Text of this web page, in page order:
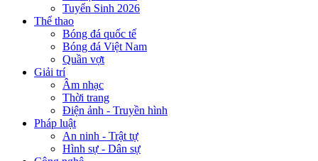
Tuyển Sinh 2026
Thể thao
Bóng đá quốc tế
Bóng đá Việt Nam
Quần vợt
Giải trí
Âm nhạc
Thời trang
Điện ảnh - Truyền hình
Pháp luật
An ninh - Trật tự
Hình sự - Dân sự